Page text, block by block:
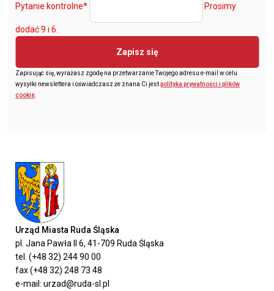
Pytanie kontrolne* Prosimy
dodać 9 i 6.
Zapisz się
Zapisując się, wyrażasz zgodę na przetwarzanie Twojego adresu e-mail w celu
wysyłki newslettera i oświadczasz że znana Ci jestpolityka prywatności i plików
cookie
Urząd Miasta Ruda Śląska
pl. Jana Pawła II 6, 41-709 Ruda Śląska
tel. (+48 32) 244 90 00
fax (+48 32) 248 73 48
e-mail: urzad@ruda-sl.pl